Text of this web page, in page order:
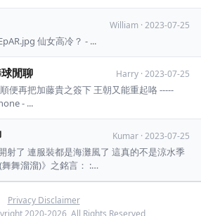
William · 2023-07-25
https://i.imgur.com/UcPEpAR.jpg 仙女高冷？ - ...
閒聊 Harry · 2023-07-25
Sent from JPTT on my iPhone - ...
Kumar · 2023-07-25
不是涼水季
: 恕我看不出好玩在哪 : 還浪費水資源 :
Privacy Disclaimer
2020-2026, All Rights Reserved